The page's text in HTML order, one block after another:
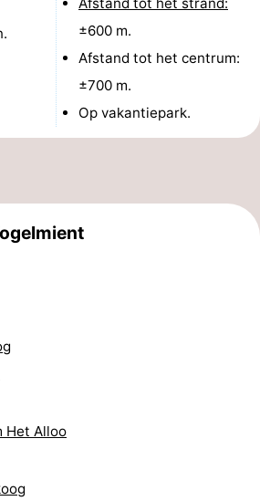
±600 m.
Afstand tot het centrum:
±700 m.
Op vakantiepark.
Het Alloo